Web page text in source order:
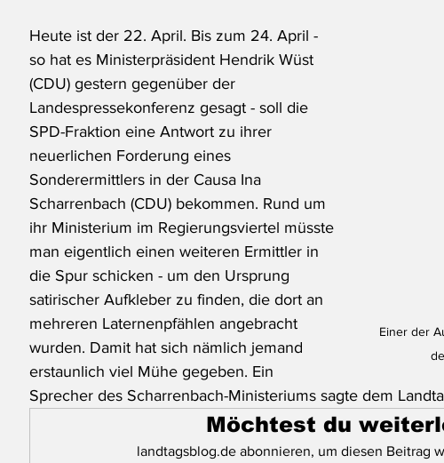
Einer der
Heute ist der 22. April. Bis zum 24. April -
so hat es Ministerpräsident Hendrik Wüst
(CDU) gestern gegenüber der
Landespressekonferenz gesagt - soll die
SPD-Fraktion eine Antwort zu ihrer
neuerlichen Forderung eines
Sonderermittlers in der Causa Ina
Scharrenbach (CDU) bekommen. Rund um
ihr Ministerium im Regierungsviertel müsste
man eigentlich einen weiteren Ermittler in
die Spur schicken - um den Ursprung
satirischer Aufkleber zu finden, die dort an
mehreren Laternenpfählen angebracht
wurden. Damit hat sich nämlich jemand
erstaunlich viel Mühe gegeben. Ein
Sprecher des Scharrenbach-Ministeriums sagte dem
Möchtest du
landtagsblog.de abonnieren, um diesen Beitrag